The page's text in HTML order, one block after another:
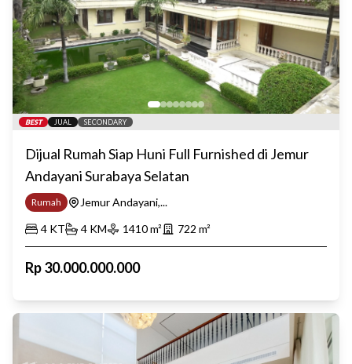
BEST JUAL SECONDARY
Dijual Rumah Siap Huni Full Furnished di Jemur
Andayani Surabaya Selatan
Rumah
Jemur Andayani,...
4 KT 4 KM 1410m² 722 m²
Rp30.000.000.000